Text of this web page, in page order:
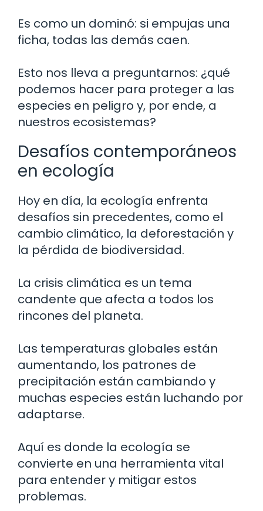
Es como un dominó: si empujas una
ficha, todas las demás caen.
Esto nos lleva a preguntarnos: ¿qué
podemos hacer para proteger a las
especies en peligro y, por ende, a
nuestros ecosistemas?
Desafíos contemporáneos
en ecología
Hoy en día, la ecología enfrenta
desafíos sin precedentes, como el
cambio climático, la deforestación y
la pérdida de biodiversidad.
La crisis climática es un tema
candente que afecta a todos los
rincones del planeta.
Las temperaturas globales están
aumentando, los patrones de
precipitación están cambiando y
muchas especies están luchando por
adaptarse.
Aquí es donde la ecología se
convierte en una herramienta vital
para entender y mitigar estos
problemas.